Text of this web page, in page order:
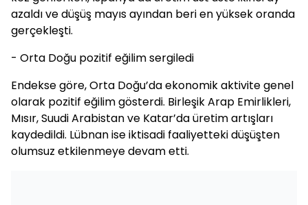
azaldı ve düşüş mayıs ayından beri en yüksek oranda
gerçekleşti.
- Orta Doğu pozitif eğilim sergiledi
Endekse göre, Orta Doğu’da ekonomik aktivite genel
olarak pozitif eğilim gösterdi. Birleşik Arap Emirlikleri,
Mısır, Suudi Arabistan ve Katar’da üretim artışları
kaydedildi. Lübnan ise iktisadi faaliyetteki düşüşten
olumsuz etkilenmeye devam etti.